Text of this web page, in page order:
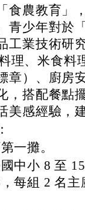
食農教育」
青少年對於
工業技術研
理、米食料
章）、廚房
，搭配餐點
美感經驗，
一攤。
中小 8 至
每組 2 名主